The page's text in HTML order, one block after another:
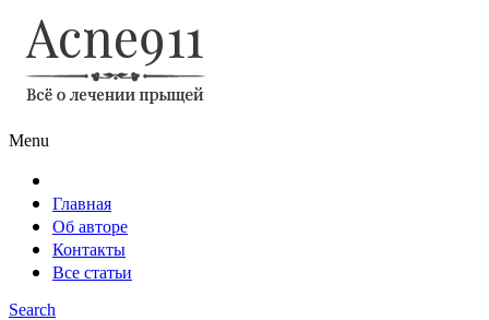
Menu
Главная
Об авторе
Контакты
Все статьи
Search